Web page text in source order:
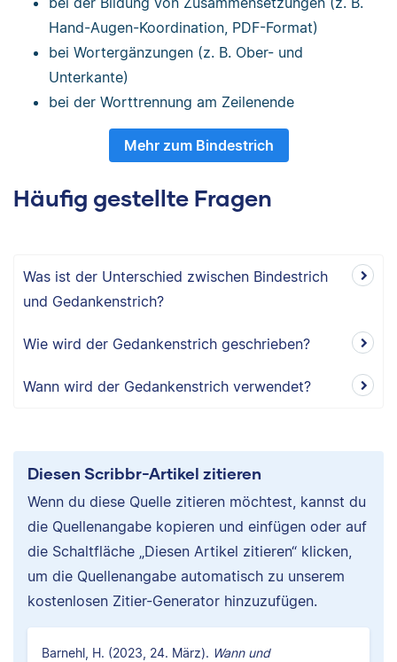
Hand-Augen-Koordination, PDF-Format)
bei Wortergänzungen (z. B. Ober- und
Unterkante)
bei der Worttrennung am Zeilenende
Mehr zum Bindestrich
Häufig gestellte Fragen
Was ist der Unterschied zwischen Bindestrich
und Gedankenstrich?
Wie wird der Gedankenstrich geschrieben?
Wann wird der Gedankenstrich verwendet?
Diesen Scribbr-Artikel zitieren
Wenn du diese Quelle zitieren möchtest, kannst du
die Quellenangabe kopieren und einfügen oder auf
die Schaltfläche „Diesen Artikel zitieren“ klicken,
um die Quellenangabe automatisch zu unserem
kostenlosen Zitier-Generator hinzuzufügen.
Barnehl, H. (2023, 24. März). Wann und